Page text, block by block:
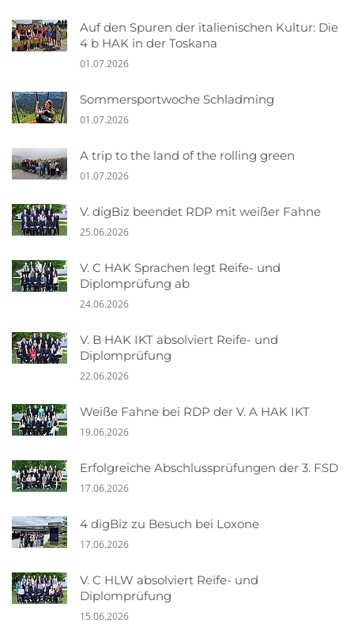
Auf den Spuren der italienischen Kultur: Die
4 b HAK in der Toskana
01.07.2026
Sommersportwoche Schladming
01.07.2026
A trip to the land of the rolling green
01.07.2026
V. digBiz beendet RDP mit weißer Fahne
25.06.2026
V. C HAK Sprachen legt Reife- und
Diplomprüfung ab
24.06.2026
V. B HAK IKT absolviert Reife- und
Diplomprüfung
22.06.2026
Weiße Fahne bei RDP der V. A HAK IKT
19.06.2026
Erfolgreiche Abschlussprüfungen der 3. FSD
17.06.2026
4 digBiz zu Besuch bei Loxone
17.06.2026
V. C HLW absolviert Reife- und
Diplomprüfung
15.06.2026